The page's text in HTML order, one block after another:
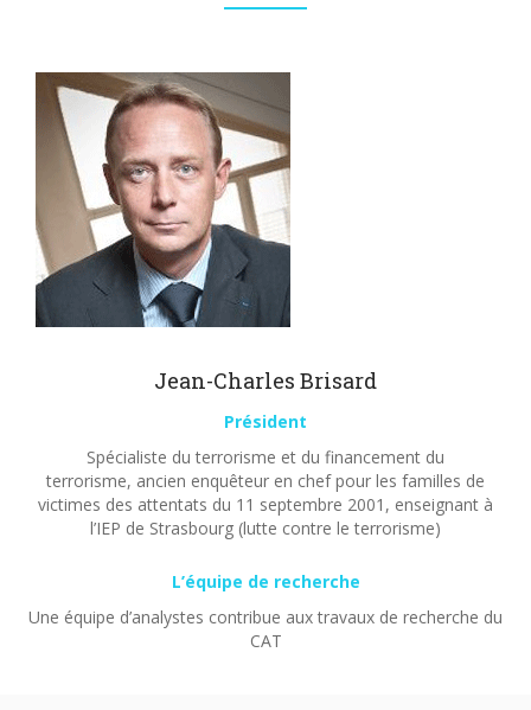
Jean-Charles Brisard
Président
Spécialiste du terrorisme et du financement du
terrorisme, ancien enquêteur en chef pour les familles de
victimes des attentats du 11 septembre 2001, enseignant à
l’IEP de Strasbourg (lutte contre le terrorisme)
L’équipe de recherche
Une équipe d’analystes contribue aux travaux de recherche du
CAT